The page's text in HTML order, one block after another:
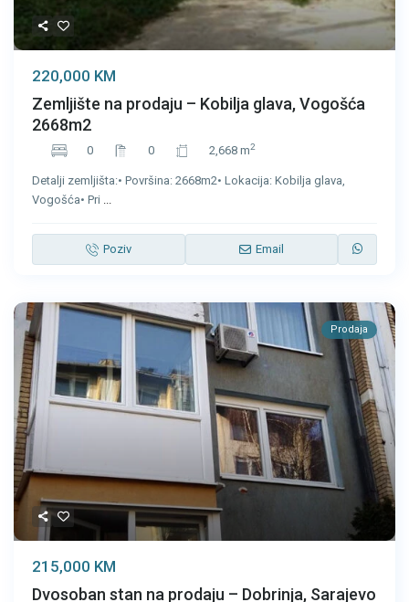
220,000 KM
Zemljište na prodaju – Kobilja glava, Vogošća
2668m2
0 0 2,668 m2
Detalji zemljišta:• Površina: 2668m2• Lokacija: Kobilja glava,
Vogošća• Pri ...
Poziv Email
Prodaja
215,000 KM
Dvosoban stan na prodaju – Dobrinja, Sarajevo